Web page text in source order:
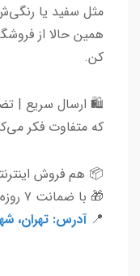
مثل سفید یا
همین حالا از
کن.
🛍 ارسال سریع |
که متفاوت فکر
📦 هم فروش
🎁 با ضمانت ۷ روزه تعویض
📍آدرس: تهران،